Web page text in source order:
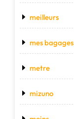
meilleurs
mes bagages
metre
mizuno